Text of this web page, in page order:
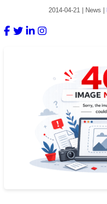
2014-04-21| News